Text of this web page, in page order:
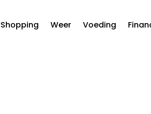
Shopping Weer Voeding